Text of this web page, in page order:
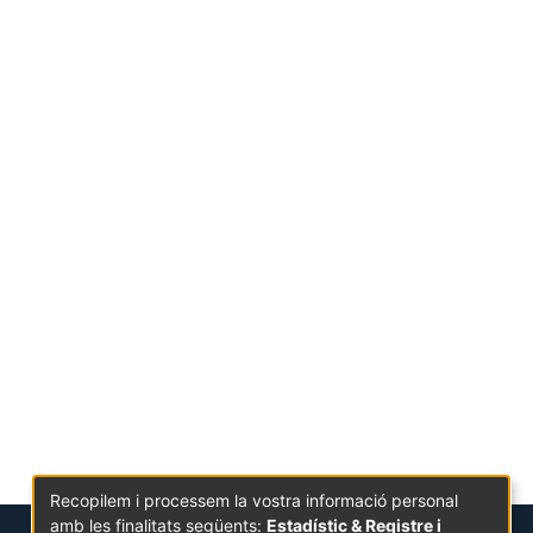
Recopilem i processem la vostra informació personal
amb les finalitats següents: Estadístic & Registre i